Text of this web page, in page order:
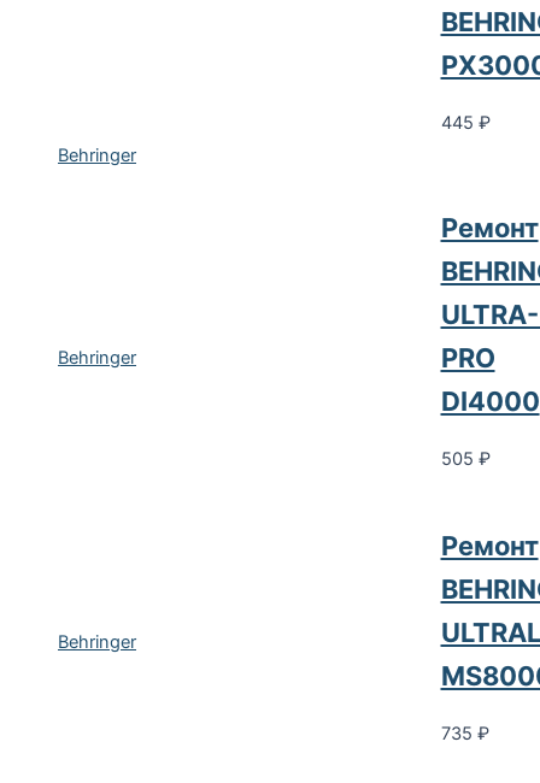
Behringer
445 ₽
Behringer
Ремонт
PRO
DI4000
505 ₽
Behringer
Ремонт
735 ₽